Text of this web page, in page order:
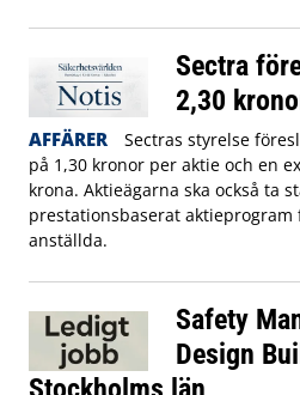
Sectra
2,30
AFFÄRER
Sectras styrelse
på 1,30 kronor per aktie och en
krona. Aktieägarna ska också ta
prestationsbaserat aktieprogram
anställda.
Safety
Design